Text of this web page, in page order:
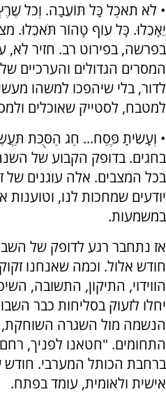
• לֹא תֹאכַל כָּל תּוֹעֵבָה. וְכֹל
יֵאָכֵלוּ. כָּל עוֹף טָהוֹר תֹּאכֵלוּ.
בפרשה, בפירוט רב. חזיר לא,
המסרים הגדולים והערכיים
לדור, בלי שיהפכו למשהו
למטבח, לסטייק שאוכלים
• וְעָשִׂיתָ פֶּסַח... חַג הַסֻּכֹּת
בחגים. בדופק הקבוע של
בכל המצבים. אלה עוגנים של
יודעים שמחכות לנו, וטוענות
במשמעות.
אז נתחבר רגע לדופק של
חודש אלול. וכמה שאנחנו
הווידוי, התיקון, התשובה,
יחלו לזעוק בסליחות כבר
הנשמה מול השגרה השוחקת,
התחומים. "חטאנו לפניך, רחם
ברחבת הכותל המערבי.
אישית ולאומית, עומד בפתח.